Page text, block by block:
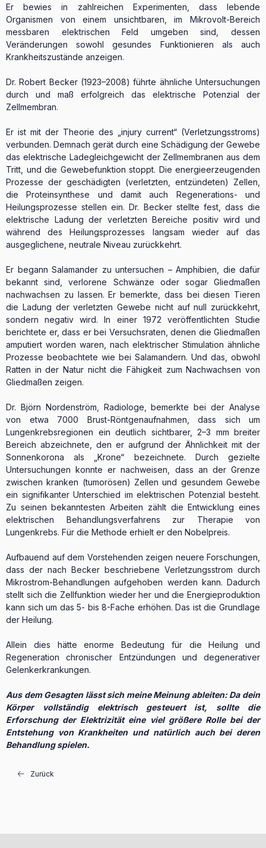
Er bewies in zahlreichen Experimenten, dass lebende
Organismen von einem unsichtbaren, im Mikrovolt-Bereich
messbaren elektrischen Feld umgeben sind, dessen
Veränderungen sowohl gesundes Funktionieren als auch
Krankheitszustände anzeigen.
Dr. Robert Becker (1923–2008) führte ähnliche Untersuchungen
durch und maß erfolgreich das elektrische Potenzial der
Zellmembran.
Er ist mit der Theorie des „injury current“ (Verletzungsstroms)
verbunden. Demnach gerät durch eine Schädigung der Gewebe
das elektrische Ladegleichgewicht der Zellmembranen aus dem
Tritt, und die Gewebefunktion stoppt. Die energieerzeugenden
Prozesse der geschädigten (verletzten, entzündeten) Zellen,
die Proteinsynthese und damit auch Regenerations- und
Heilungsprozesse stellen ein. Dr. Becker stellte fest, dass die
elektrische Ladung der verletzten Bereiche positiv wird und
während des Heilungsprozesses langsam wieder auf das
ausgeglichene, neutrale Niveau zurückkehrt.
Er begann Salamander zu untersuchen – Amphibien, die dafür
bekannt sind, verlorene Schwänze oder sogar Gliedmaßen
nachwachsen zu lassen. Er bemerkte, dass bei diesen Tieren
die Ladung der verletzten Gewebe nicht auf null zurückkehrt,
sondern negativ wird. In einer 1972 veröffentlichten Studie
berichtete er, dass er bei Versuchsraten, denen die Gliedmaßen
amputiert worden waren, nach elektrischer Stimulation ähnliche
Prozesse beobachtete wie bei Salamandern. Und das, obwohl
Ratten in der Natur nicht die Fähigkeit zum Nachwachsen von
Gliedmaßen zeigen.
Dr. Björn Nordenström, Radiologe, bemerkte bei der Analyse
von etwa 7000 Brust-Röntgenaufnahmen, dass sich um
Lungenkrebsregionen ein deutlich sichtbarer, 2–3 mm breiter
Bereich abzeichnete, den er aufgrund der Ähnlichkeit mit der
Sonnenkorona als „Krone“ bezeichnete. Durch gezielte
Untersuchungen konnte er nachweisen, dass an der Grenze
zwischen kranken (tumorösen) Zellen und gesundem Gewebe
ein signifikanter Unterschied im elektrischen Potenzial besteht.
Zu seinen bekanntesten Arbeiten zählt die Entwicklung eines
elektrischen Behandlungsverfahrens zur Therapie von
Lungenkrebs. Für die Methode erhielt er den Nobelpreis.
Aufbauend auf dem Vorstehenden zeigen neuere Forschungen,
dass der nach Becker beschriebene Verletzungsstrom durch
Mikrostrom-Behandlungen aufgehoben werden kann. Dadurch
stellt sich die Zellfunktion wieder her und die Energieproduktion
kann sich um das 5- bis 8-Fache erhöhen. Das ist die Grundlage
der Heilung.
Allein dies hätte enorme Bedeutung für die Heilung und
Regeneration chronischer Entzündungen und degenerativer
Gelenkerkrankungen.
Aus dem Gesagten lässt sich meine Meinung ableiten: Da dein
Körper vollständig elektrisch gesteuert ist, sollte die
Erforschung der Elektrizität eine viel größere Rolle bei der
Entstehung von Krankheiten und natürlich auch bei deren
Behandlung spielen.
Zurück